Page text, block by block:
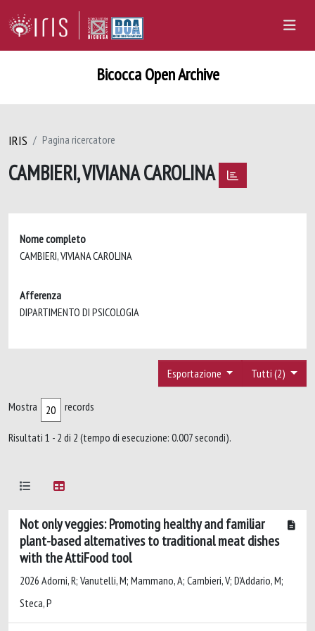
Bicocca Open Archive
IRIS Pagina ricercatore
CAMBIERI, VIVIANA CAROLINA
Nome completo
CAMBIERI, VIVIANA CAROLINA
Afferenza
DIPARTIMENTO DI PSICOLOGIA
Tutti (2)
Esportazione
Mostra records
Risultati 1 - 2 di 2 (tempo di esecuzione: 0.007 secondi).
Not only veggies: Promoting healthy and familiar
plant-based alternatives to traditional meat dishes
with the AttiFood tool
2026 Adorni, R; Vanutelli, M; Mammano, A; Cambieri, V; D'Addario, M;
Steca, P